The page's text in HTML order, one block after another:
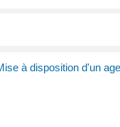
à disposition d'un